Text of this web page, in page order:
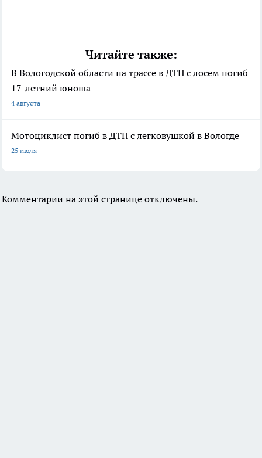
Читайте также:
В Вологодской области на трассе в ДТП с лосем погиб
17-летний юноша
4 августа
Мотоциклист погиб в ДТП с легковушкой в Вологде
25 июля
Комментарии на этой странице отключены.